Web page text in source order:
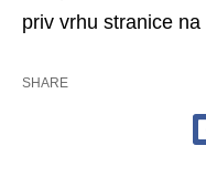
priv vrhu stranice na
SHARE